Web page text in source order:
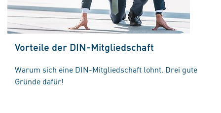
Vorteile der DIN-Mitgliedschaft
Warum sich eine DIN-Mitgliedschaft lohnt. Drei gute
Gründe dafür!